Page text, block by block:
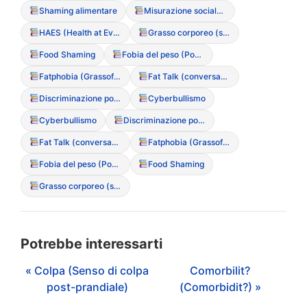
Shaming alimentare Misurazione sociale del successo (basata sul peso)
HAES (Health at Every Size – Movimento culturale) Grasso corporeo (stigma sociale)
Food Shaming Fobia del peso (Ponderofobia)
Fatphobia (Grassofobia) Fat Talk (conversazioni basate sul disprezzo del grasso)
Discriminazione ponderale (Sizeism) Cyberbullismo
Cyberbullismo Discriminazione ponderale (Sizeism)
Fat Talk (conversazioni basate sul disprezzo del grasso) Fatphobia (Grassofobia)
Fobia del peso (Ponderofobia) Food Shaming
Grasso corporeo (stigma sociale)
Potrebbe interessarti
« Colpa (Senso di colpa
post-prandiale)
Comorbilit?
(Comorbidit?) »